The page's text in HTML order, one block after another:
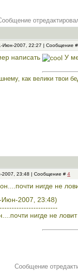
Июн-2007, 22:27 | Сообщение
написать У
как велики твои
2007, 23:48 | Сообщение # 4
нигде не
Июн-2007, 23:48)
нигде не
Сообщение